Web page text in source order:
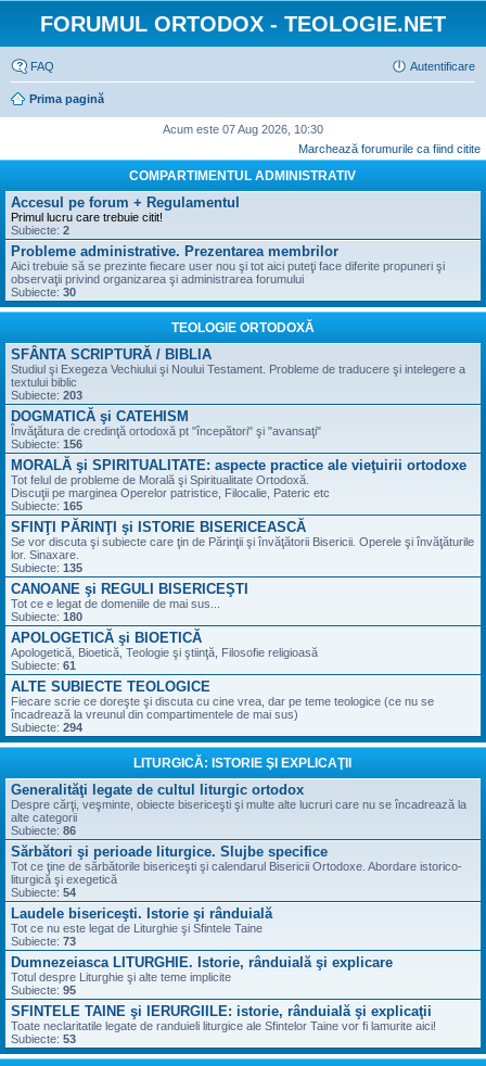
FORUMUL ORTODOX - TEOLOGIE.NET
FAQ Autentificare
Prima pagină
Acum este 07 Aug 2026, 10:30
Marchează forumurile ca fiind citite
COMPARTIMENTUL ADMINISTRATIV
Accesul pe forum + Regulamentul
Primul lucru care trebuie citit!
Subiecte: 2
Probleme administrative. Prezentarea membrilor
Aici trebuie să se prezinte fiecare user nou şi tot aici puteţi face diferite propuneri şi
observaţii privind organizarea şi administrarea forumului
Subiecte: 30
TEOLOGIE ORTODOXĂ
SFÂNTA SCRIPTURĂ / BIBLIA
Studiul şi Exegeza Vechiului şi Noului Testament. Probleme de traducere şi intelegere a
textului biblic
Subiecte: 203
DOGMATICĂ şi CATEHISM
Învăţătura de credinţă ortodoxă pt "începători" şi "avansaţi"
Subiecte: 156
MORALĂ şi SPIRITUALITATE: aspecte practice ale vieţuirii ortodoxe
Tot felul de probleme de Morală şi Spiritualitate Ortodoxă.
Discuţii pe marginea Operelor patristice, Filocalie, Pateric etc
Subiecte: 165
SFINŢI PĂRINŢI şi ISTORIE BISERICEASCĂ
Se vor discuta şi subiecte care ţin de Părinţii şi învăţătorii Bisericii. Operele şi învăţăturile
lor. Sinaxare.
Subiecte: 135
CANOANE şi REGULI BISERICEŞTI
Tot ce e legat de domeniile de mai sus...
Subiecte: 180
APOLOGETICĂ şi BIOETICĂ
Apologetică, Bioetică, Teologie şi ştiinţă, Filosofie religioasă
Subiecte: 61
ALTE SUBIECTE TEOLOGICE
Fiecare scrie ce doreşte şi discuta cu cine vrea, dar pe teme teologice (ce nu se
încadrează la vreunul din compartimentele de mai sus)
Subiecte: 294
LITURGICĂ: ISTORIE ŞI EXPLICAŢII
Generalităţi legate de cultul liturgic ortodox
Despre cărţi, veşminte, obiecte bisericeşti şi multe alte lucruri care nu se încadrează la
alte categorii
Subiecte: 86
Sărbători şi perioade liturgice. Slujbe specifice
Tot ce ţine de sărbătorile bisericeşti şi calendarul Bisericii Ortodoxe. Abordare istorico-
liturgică şi exegetică
Subiecte: 54
Laudele bisericeşti. Istorie şi rânduială
Tot ce nu este legat de Liturghie şi Sfintele Taine
Subiecte: 73
Dumnezeiasca LITURGHIE. Istorie, rânduială şi explicare
Totul despre Liturghie şi alte teme implicite
Subiecte: 95
SFINTELE TAINE şi IERURGIILE: istorie, rânduială şi explicaţii
Toate neclaritatile legate de randuieli liturgice ale Sfintelor Taine vor fi lamurite aici!
Subiecte: 53